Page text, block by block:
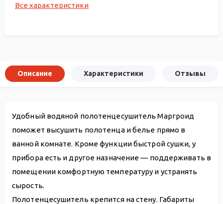
Все характеристики
Описание Характеристики Отзывы
Удобный водяной полотенцесушитель Маргроид
поможет высушить полотенца и белье прямо в
ванной комнате. Кроме функции быстрой сушки, у
прибора есть и другое назначение — поддерживать в
помещении комфортную температуру и устранять
сырость.
Полотенцесушитель крепится на стену. Габариты